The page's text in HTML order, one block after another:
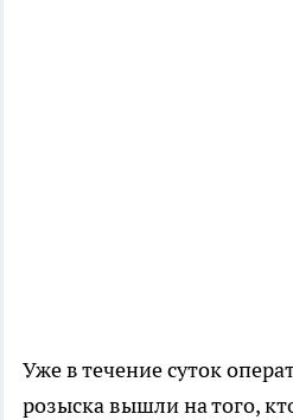
Уже в течение суток
розыска вышли на того,